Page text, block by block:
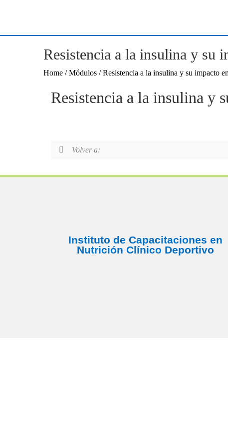
Resistencia a la insulina y su
Home / Módulos / Resistencia a la insulina y su impacto
Resistencia a la insulina y
Volver a:
Instituto de Capacitaciones en
Nutrición Clínico Deportivo